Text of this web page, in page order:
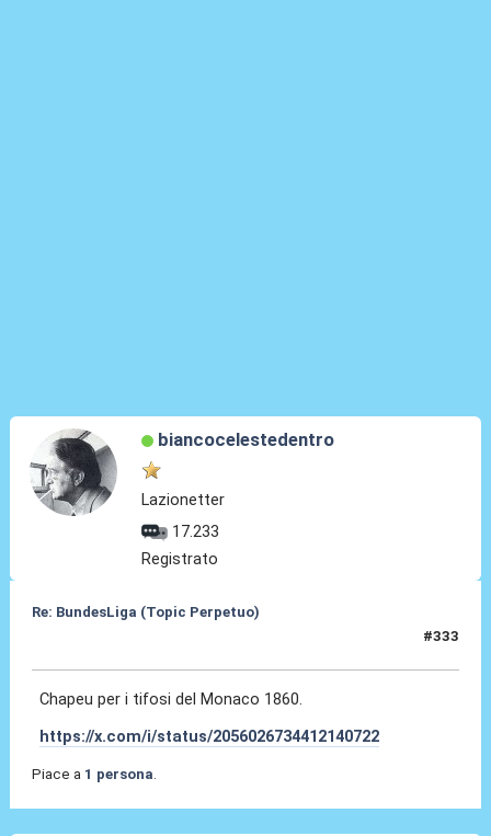
biancocelestedentro
Lazionetter
17.233
Registrato
Re: BundesLiga (Topic Perpetuo)
#333
Chapeu per i tifosi del Monaco 1860.
https://x.com/i/status/2056026734412140722
Piace a 1 persona.